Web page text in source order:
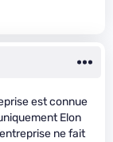
est connue
Elon
ne fait